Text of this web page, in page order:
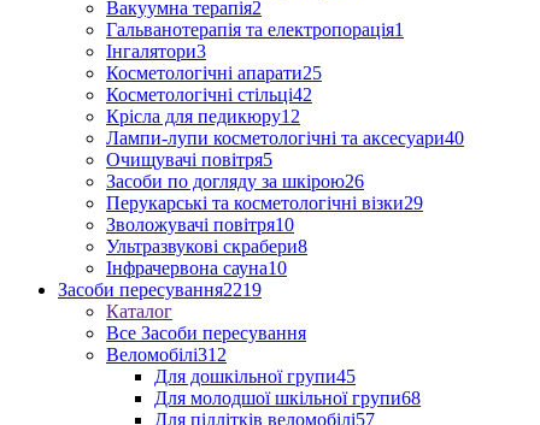
Вакуумна терапія2
Гальванотерапія та електропорація1
Інгалятори3
Косметологічні апарати25
Косметологічні стільці42
Крісла для педикюру12
Лампи-лупи косметологічні та аксесуари40
Очищувачі повітря5
Засоби по догляду за шкірою26
Перукарські та косметологічні візки29
Зволожувачі повітря10
Ультразвукові скрабери8
Інфрачервона сауна10
Засоби пересування2219
Каталог
Все Засоби пересування
Веломобілі312
Для дошкільної групи45
Для молодшої шкільної групи68
Для підлітків веломобілі57